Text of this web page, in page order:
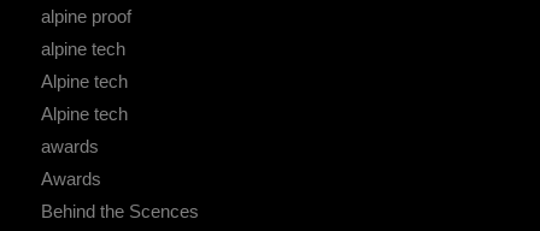
alpine proof
alpine tech
Alpine tech
Alpine tech
awards
Awards
Behind the Scences